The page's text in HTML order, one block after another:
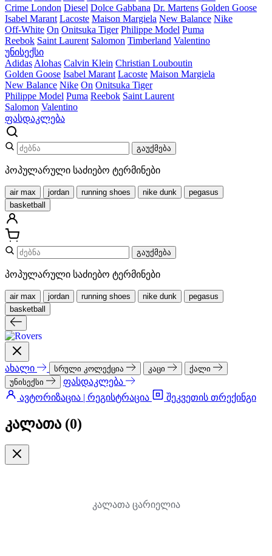
Crime London Diesel Dolce Gabbana Dr. Martens Golden Goose
Isabel Marant Lacoste Maison Margiela New Balance Nike
Off-White On Onitsuka Tiger Philippe Model Puma
Reebok Saint Laurent Salomon Timberland Valentino
უნისექსი
Adidas Alohas Calvin Klein Christian Louboutin
Golden Goose Isabel Marant Lacoste Maison Margiela
New Balance Nike On Onitsuka Tiger
Philippe Model Puma Reebok Saint Laurent
Salomon Valentino
ფასდაკლება
გაუქმება
პოპულარული საძიებო ტერმინები
air max jordan running shoes nike dunk
pegasus
basketball
გაუქმება
პოპულარული საძიებო ტერმინები
air max jordan running shoes nike dunk
pegasus
basketball
ახალი სრული კოლექცია კაცი
ქალი
უნისექსი
ფასდაკლება
ავტორიზაცია | რეგისტრაცია
შეკვეთის თრექინგი
კალათა (0)
კალათა ცარიელია